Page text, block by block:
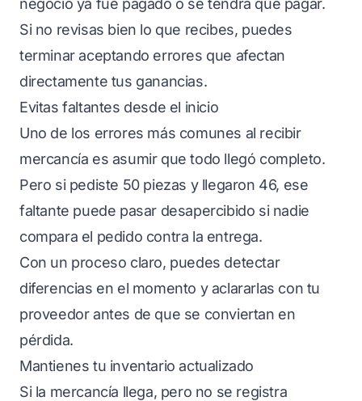
negocio ya fue pagado o se tendrá que pagar.
Si no revisas bien lo que recibes, puedes
terminar aceptando errores que afectan
directamente tus ganancias.
Evitas faltantes desde el inicio
Uno de los errores más comunes al recibir
mercancía es asumir que todo llegó completo.
Pero si pediste 50 piezas y llegaron 46, ese
faltante puede pasar desapercibido si nadie
compara el pedido contra la entrega.
Con un proceso claro, puedes detectar
diferencias en el momento y aclararlas con tu
proveedor antes de que se conviertan en
pérdida.
Mantienes tu inventario actualizado
Si la mercancía llega, pero no se registra